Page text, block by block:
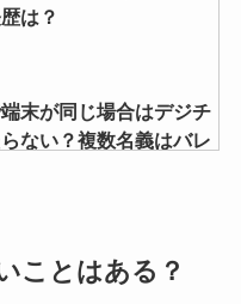
は？
末が同じ場合はデジチ
ない？複数名義はバレ
血液型や年齢、彼女
れに出演していた？目黒
ことはある？